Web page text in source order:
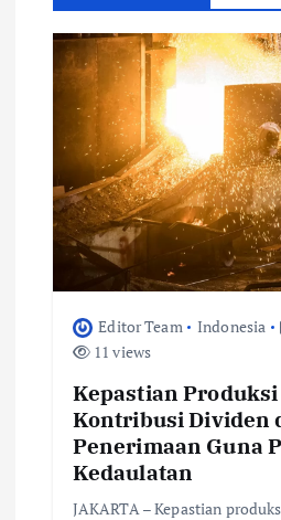
g
a
t
Editor Team Indonesia
11 views
Kepastian
Kontribusi Dividen
Penerimaan Guna
Kedaulatan
JAKARTA – Kepastian